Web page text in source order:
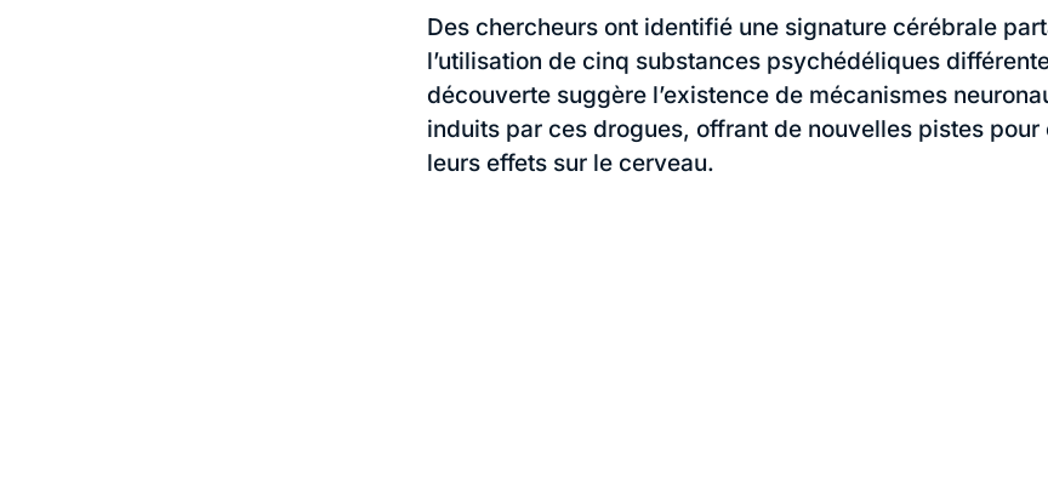
Des chercheurs ont identifié une signature cérébrale
l’utilisation de cinq substances psychédéliques
découverte suggère l’existence de mécanismes
induits par ces drogues, offrant de nouvelles pistes
leurs effets sur le cerveau.